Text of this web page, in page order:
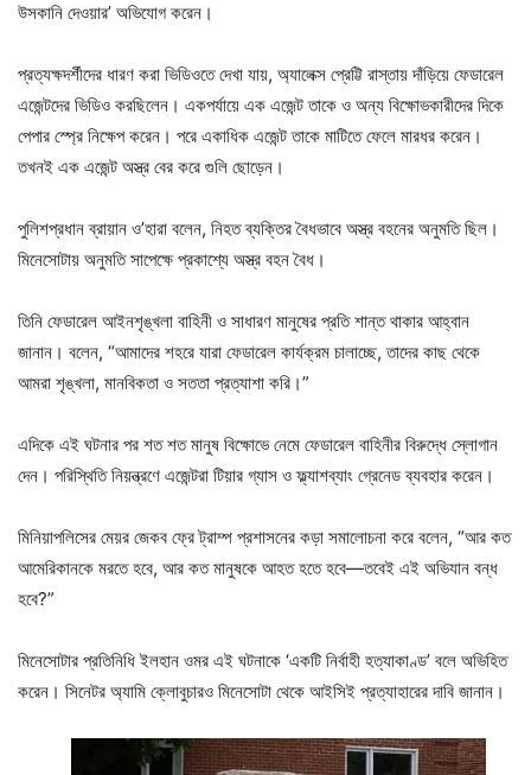
উসকানি দেওয়ার’ অভিযোগ করেন।
প্রত্যক্ষদর্শীদের ধারণ করা ভিডিওতে দেখা যায়, অ্যালেক্স প্রেট্টি রাস্তায় দাঁড়িয়ে ফেডারেল
এজেন্টদের ভিডিও করছিলেন। একপর্যায়ে এক এজেন্ট তাকে ও অন্য বিক্ষোভকারীদের দিকে
পেপার স্প্রে নিক্ষেপ করেন। পরে একাধিক এজেন্ট তাকে মাটিতে ফেলে মারধর করেন।
তখনই এক এজেন্ট অস্ত্র বের করে গুলি ছোড়েন।
পুলিশপ্রধান ব্রায়ান ও’হারা বলেন, নিহত ব্যক্তির বৈধভাবে অস্ত্র বহনের অনুমতি ছিল।
মিনেসোটায় অনুমতি সাপেক্ষে প্রকাশ্যে অস্ত্র বহন বৈধ।
তিনি ফেডারেল আইনশৃঙ্খলা বাহিনী ও সাধারণ মানুষের প্রতি শান্ত থাকার আহ্বান
জানান। বলেন, “আমাদের শহরে যারা ফেডারেল কার্যক্রম চালাচ্ছে, তাদের কাছ থেকে
আমরা শৃঙ্খলা, মানবিকতা ও সততা প্রত্যাশা করি।”
এদিকে এই ঘটনার পর শত শত মানুষ বিক্ষোভে নেমে ফেডারেল বাহিনীর বিরুদ্ধে স্লোগান
দেন। পরিস্থিতি নিয়ন্ত্রণে এজেন্টরা টিয়ার গ্যাস ও ফ্ল্যাশব্যাং গ্রেনেড ব্যবহার করেন।
মিনিয়াপলিসের মেয়র জেকব ফ্রে ট্রাম্প প্রশাসনের কড়া সমালোচনা করে বলেন, “আর কত
আমেরিকানকে মরতে হবে, আর কত মানুষকে আহত হতে হবে—তবেই এই অভিযান বন্ধ
হবে?”
মিনেসোটার প্রতিনিধি ইলহান ওমর এই ঘটনাকে ‘একটি নির্বাহী হত্যাকাণ্ড’ বলে অভিহিত
করেন। সিনেটর অ্যামি ক্লোবুচারও মিনেসোটা থেকে আইসিই প্রত্যাহারের দাবি জানান।